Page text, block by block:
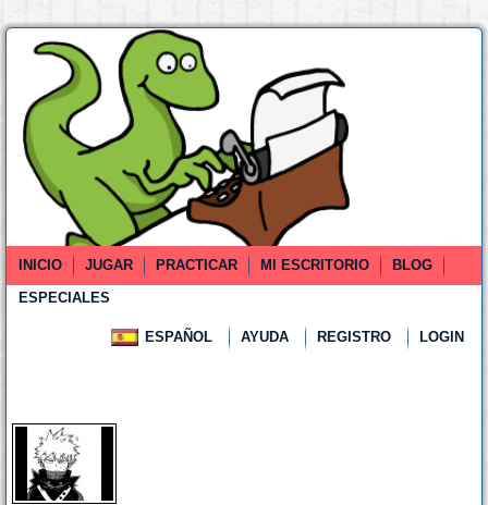
INICIO JUGAR PRACTICAR MI ESCRITORIO
BLOG
ESPECIALES
ESPAÑOL AYUDA REGISTRO LOGIN